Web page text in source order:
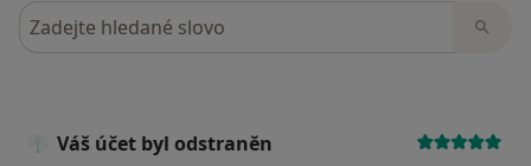
Hledejte v názorech
Váš účet byl odstraněn